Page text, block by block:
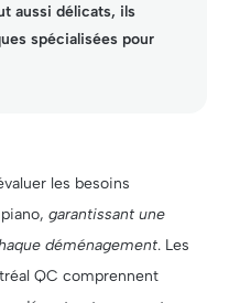
aussi délicats, ils
spécialisées pour
les besoins
garantissant une
déménagement. Les
QC comprennent